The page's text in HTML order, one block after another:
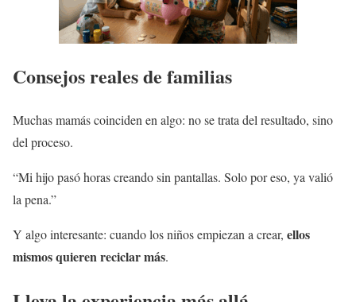
Consejos reales de familias
Muchas mamás coinciden en algo: no se trata del resultado, sino
del proceso.
“Mi hijo pasó horas creando sin pantallas. Solo por eso, ya valió
la pena.”
Y algo interesante: cuando los niños empiezan a crear, ellos
mismos quieren reciclar más.